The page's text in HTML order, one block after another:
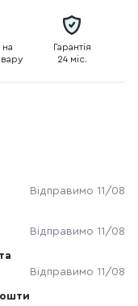
на
Гарантія
24 міс.
Відправимо 11/08
Відправимо 11/08
Відправимо 11/08